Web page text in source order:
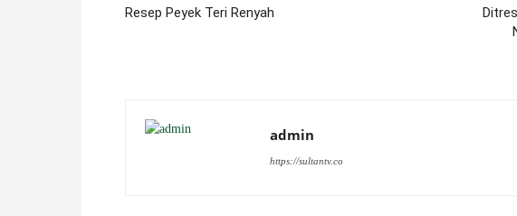
Resep Peyek Teri Renyah
admin
https://sultantv.co